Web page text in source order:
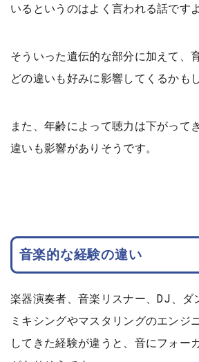
いるというのはよく言われる話ですよ
そういった遺伝的な部分に加えて、
どの違いも好みに影響してくるかも
また、年齢によって聴力は下がって
違いも影響がありそうです。
音楽的な経験の違い
楽器演奏者、音楽リスナー、DJ、ダ
ミキシングやマスタリングのエンジ
してきた経験が違うと、音にフォー